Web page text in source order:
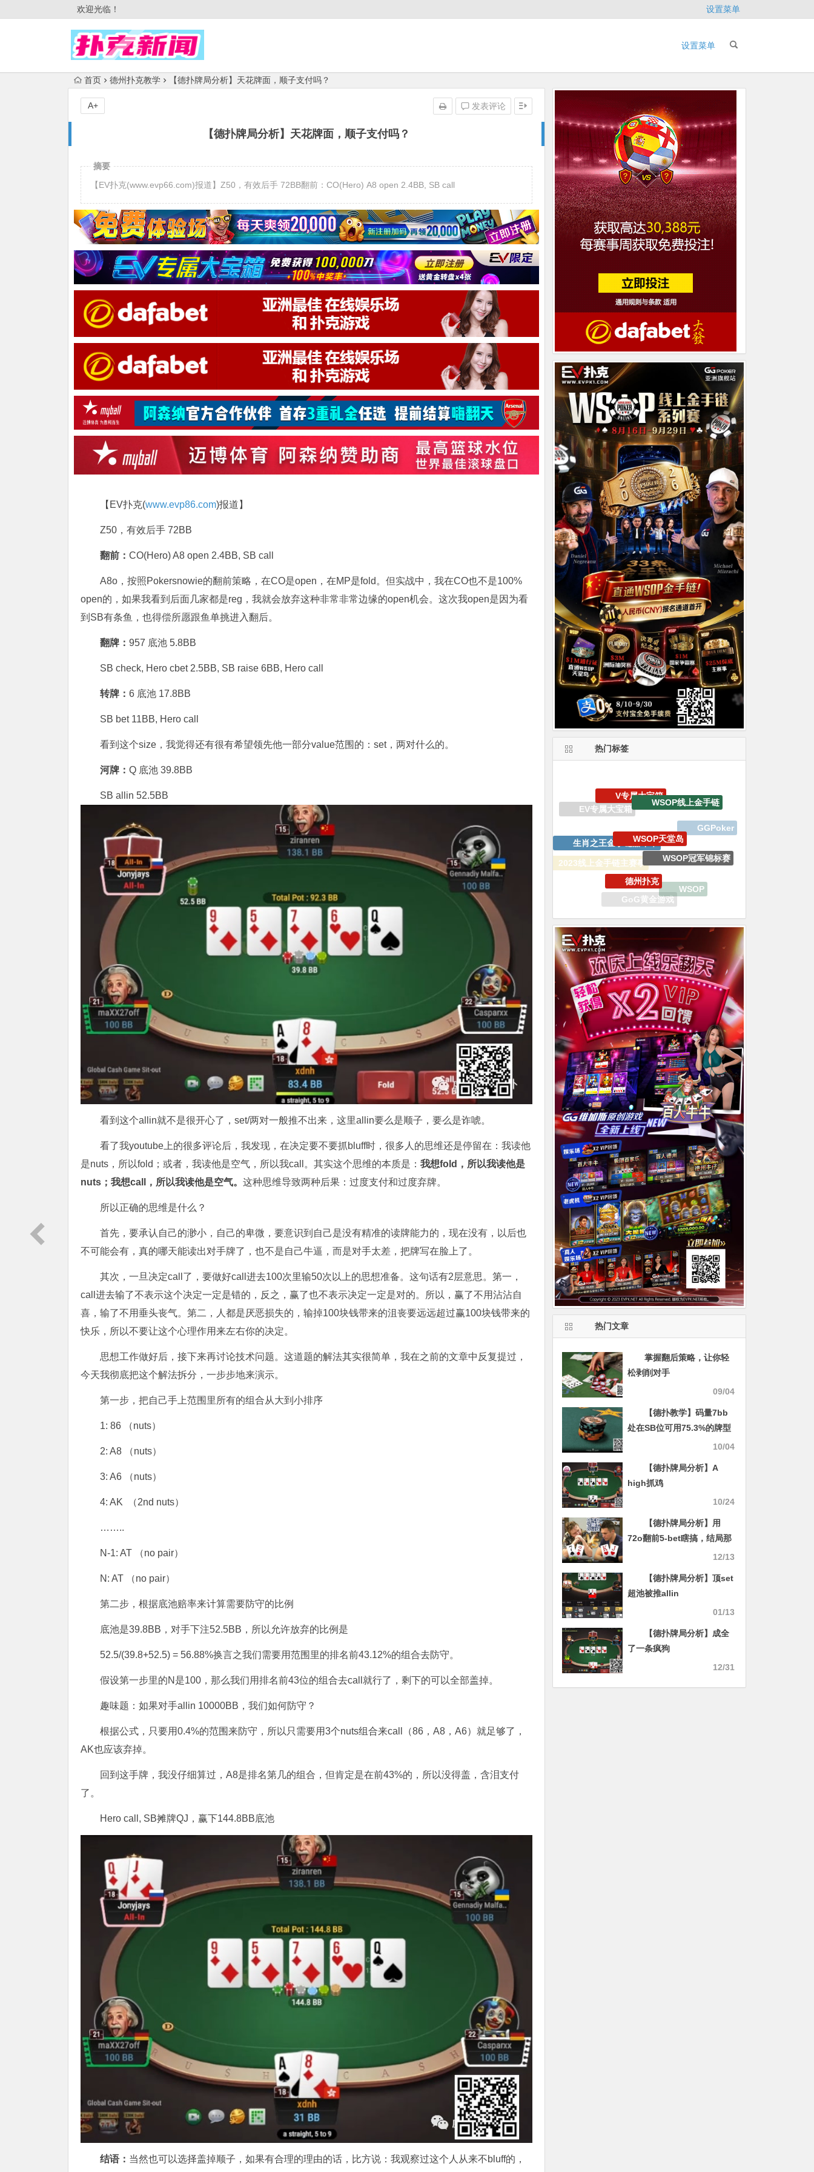
欢迎光临！ 设置菜单
设置菜单
首页 德州扑克教学 【德扑牌局分析】天花牌面，顺子支付吗？
【德扑牌局分析】天花牌面，顺子支付吗？
发表评论
A+
摘要
【EV扑克(www.evp66.com)报道】Z50，有效后手 72BB翻前：CO(Hero) A8 open 2.4BB, SB call
【EV扑克(www.evp86.com)报道】
Z50，有效后手 72BB
翻前： CO(Hero) A8 open 2.4BB, SB call
A8o，按照Pokersnowie的翻前策略，在CO是open，在MP是fold。但实战中，我在CO也不是100%
open的，如果我看到后面几家都是reg，我就会放弃这种非常非常边缘的open机会。这次我open是因为看
到SB有条鱼，也得偿所愿跟鱼单挑进入翻后。
翻牌： 957 底池 5.8BB
SB check, Hero cbet 2.5BB, SB raise 6BB, Hero call
转牌： 6 底池 17.8BB
SB bet 11BB, Hero call
看到这个size，我觉得还有很有希望领先他一部分value范围的：set，两对什么的。
河牌： Q 底池 39.8BB
SB allin 52.5BB
看到这个allin就不是很开心了，set/两对一般推不出来，这里allin要么是顺子，要么是诈唬。
看了我youtube上的很多评论后，我发现，在决定要不要抓bluff时，很多人的思维还是停留在：我读他
是nuts，所以fold；或者，我读他是空气，所以我call。其实这个思维的本质是： 我想fold，所以我读他是
nuts；我想call，所以我读他是空气。 这种思维导致两种后果：过度支付和过度弃牌。
所以正确的思维是什么？
首先，要承认自己的渺小，自己的卑微，要意识到自己是没有精准的读牌能力的，现在没有，以后也
不可能会有，真的哪天能读出对手牌了，也不是自己牛逼，而是对手太差，把牌写在脸上了。
其次，一旦决定call了，要做好call进去100次里输50次以上的思想准备。这句话有2层意思。第一，
call进去输了不表示这个决定一定是错的，反之，赢了也不表示决定一定是对的。所以，赢了不用沾沾自
喜，输了不用垂头丧气。第二，人都是厌恶损失的，输掉100块钱带来的沮丧要远远超过赢100块钱带来的
快乐，所以不要让这个心理作用来左右你的决定。
思想工作做好后，接下来再讨论技术问题。这道题的解法其实很简单，我在之前的文章中反复提过，
今天我彻底把这个解法拆分，一步步地来演示。
第一步，把自己手上范围里所有的组合从大到小排序
1: 86 （nuts）
2: A8 （nuts）
3: A6 （nuts）
4: AK （2nd nuts）
……..
N-1: AT （no pair）
N: AT （no pair）
第二步，根据底池赔率来计算需要防守的比例
底池是39.8BB，对手下注52.5BB，所以允许放弃的比例是
52.5/(39.8+52.5) = 56.88%换言之我们需要用范围里的排名前43.12%的组合去防守。
假设第一步里的N是100，那么我们用排名前43位的组合去call就行了，剩下的可以全部盖掉。
趣味题：如果对手allin 10000BB，我们如何防守？
根据公式，只要用0.4%的范围来防守，所以只需要用3个nuts组合来call（86，A8，A6）就足够了，
AK也应该弃掉。
回到这手牌，我没仔细算过，A8是排名第几的组合，但肯定是在前43%的，所以没得盖，含泪支付
了。
Hero call, SB摊牌QJ，赢下144.8BB底池
结语： 当然也可以选择盖掉顺子，如果有合理的理由的话，比方说：我观察过这个人从来不bluff的，
热门标签
GGPoker
WSOP金戒指夏季巡回赛
2023线上金手链主赛事
生肖之王金手链嘉年华
WSOP天堂岛
WSOP冠军锦标赛
GoG黄金游戏
德州扑克
热门文章
掌握翻后策略，让你轻
松剥削对手
09/04
【德扑教学】码量7bb
处在SB位可用75.3%的牌型
10/04
【德扑牌局分析】A
high抓鸡
10/24
【德扑牌局分析】用
72o翻前5-bet瞎搞，结局那
12/13
【德扑牌局分析】顶set
超池被推allin
01/13
【德扑牌局分析】成全
了一条疯狗
12/31